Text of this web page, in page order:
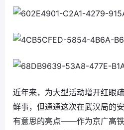
近年来，为大型活动增开红眼
鲜事，但通通这次在武汉局的
有意思的亮点——作为京广高